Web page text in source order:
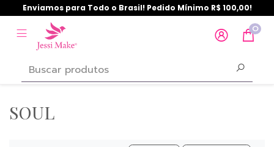
Enviamos para Todo o Brasil! Pedido Mínimo R$ 100,00!
0
SOUL